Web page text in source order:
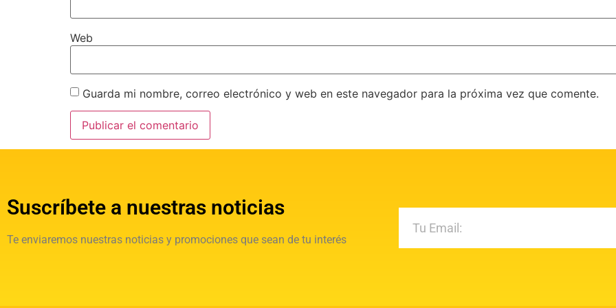
Web
Guarda mi nombre, correo electrónico y web en este navegador para la próxima vez que comente.
Suscríbete a nuestras noticias
Te enviaremos nuestras noticias y promociones que sean de tu interés